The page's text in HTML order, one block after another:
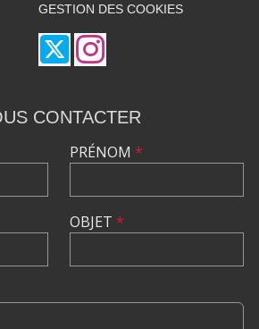
GESTION DES COOKIES
CONTACTER
PRÉNOM *
OBJET *